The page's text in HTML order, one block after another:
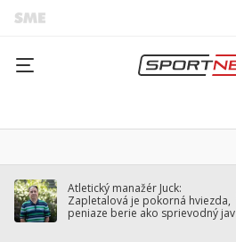
Atletický manažér Juck:
Zapletalová je pokorná hviezda,
peniaze berie ako sprievodný jav